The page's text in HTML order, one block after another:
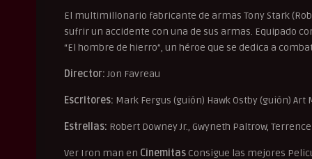
El multimillonario fabricante de armas Tony Stark
sufrir un accidente con una de sus armas. Equipado
“El hombre de hierro”, un héroe que se dedica a
Director: Jon Favreau
Escritores: Mark Fergus (guión) Hawk Ostby (guión) Art
Estrellas: Robert Downey Jr., Gwyneth Paltrow,
Ver Iron man en Cinemitas Consigue las mejores